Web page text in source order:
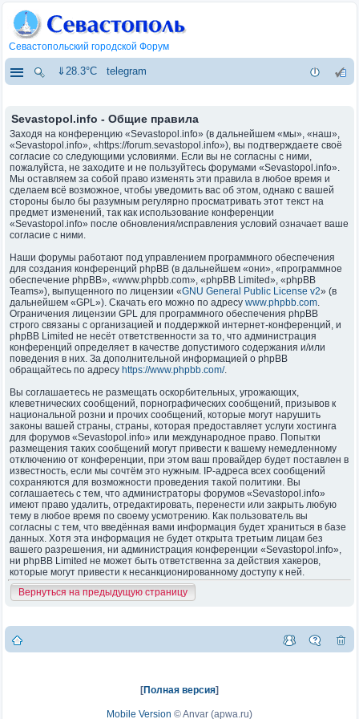
Севастопольский городской Форум
⇓28.3°C telegram
Sevastopol.info - Общие правила
Заходя на конференцию «Sevastopol.info» (в дальнейшем «мы», «наш»,
«Sevastopol.info», «https://forum.sevastopol.info»), вы подтверждаете своё
согласие со следующими условиями. Если вы не согласны с ними,
пожалуйста, не заходите и не пользуйтесь форумами «Sevastopol.info».
Мы оставляем за собой право изменять эти правила в любое время и
сделаем всё возможное, чтобы уведомить вас об этом, однако с вашей
стороны было бы разумным регулярно просматривать этот текст на
предмет изменений, так как использование конференции
«Sevastopol.info» после обновления/исправления условий означает ваше
согласие с ними.
Наши форумы работают под управлением программного обеспечения
для создания конференций phpBB (в дальнейшем «они», «программное
обеспечение phpBB», «www.phpbb.com», «phpBB Limited», «phpBB
Teams»), выпущенного по лицензии «GNU General Public License v2» (в
дальнейшем «GPL»). Скачать его можно по адресу www.phpbb.com.
Ограничения лицензии GPL для программного обеспечения phpBB
строго связаны с организацией и поддержкой интернет-конференций, и
phpBB Limited не несёт ответственности за то, что администрация
конференций определяет в качестве допустимого содержания и/или
поведения в них. За дополнительной информацией о phpBB
обращайтесь по адресу https://www.phpbb.com/.
Вы соглашаетесь не размещать оскорбительных, угрожающих,
клеветнических сообщений, порнографических сообщений, призывов к
национальной розни и прочих сообщений, которые могут нарушить
законы вашей страны, страны, которая предоставляет услуги хостинга
для форумов «Sevastopol.info» или международное право. Попытки
размещения таких сообщений могут привести к вашему немедленному
отключению от конференции, при этом ваш провайдер будет поставлен в
известность, если мы сочтём это нужным. IP-адреса всех сообщений
сохраняются для возможности проведения такой политики. Вы
соглашаетесь с тем, что администраторы форумов «Sevastopol.info»
имеют право удалить, отредактировать, перенести или закрыть любую
тему в любое время по своему усмотрению. Как пользователь вы
согласны с тем, что введённая вами информация будет храниться в базе
данных. Хотя эта информация не будет открыта третьим лицам без
вашего разрешения, ни администрация конференции «Sevastopol.info»,
ни phpBB Limited не может быть ответственна за действия хакеров,
которые могут привести к несанкционированному доступу к ней.
Вернуться на предыдущую страницу
[Полная версия]
Mobile Version ©Anvar (apwa.ru)